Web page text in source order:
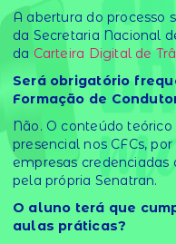
A abertura do processo
da Secretaria Nacional
da Carteira Digital de
Será obrigatório
Formação de
Não. O conteúdo
presencial nos CFCs,
empresas
pela própria Senatran.
O aluno terá que
aulas práticas?